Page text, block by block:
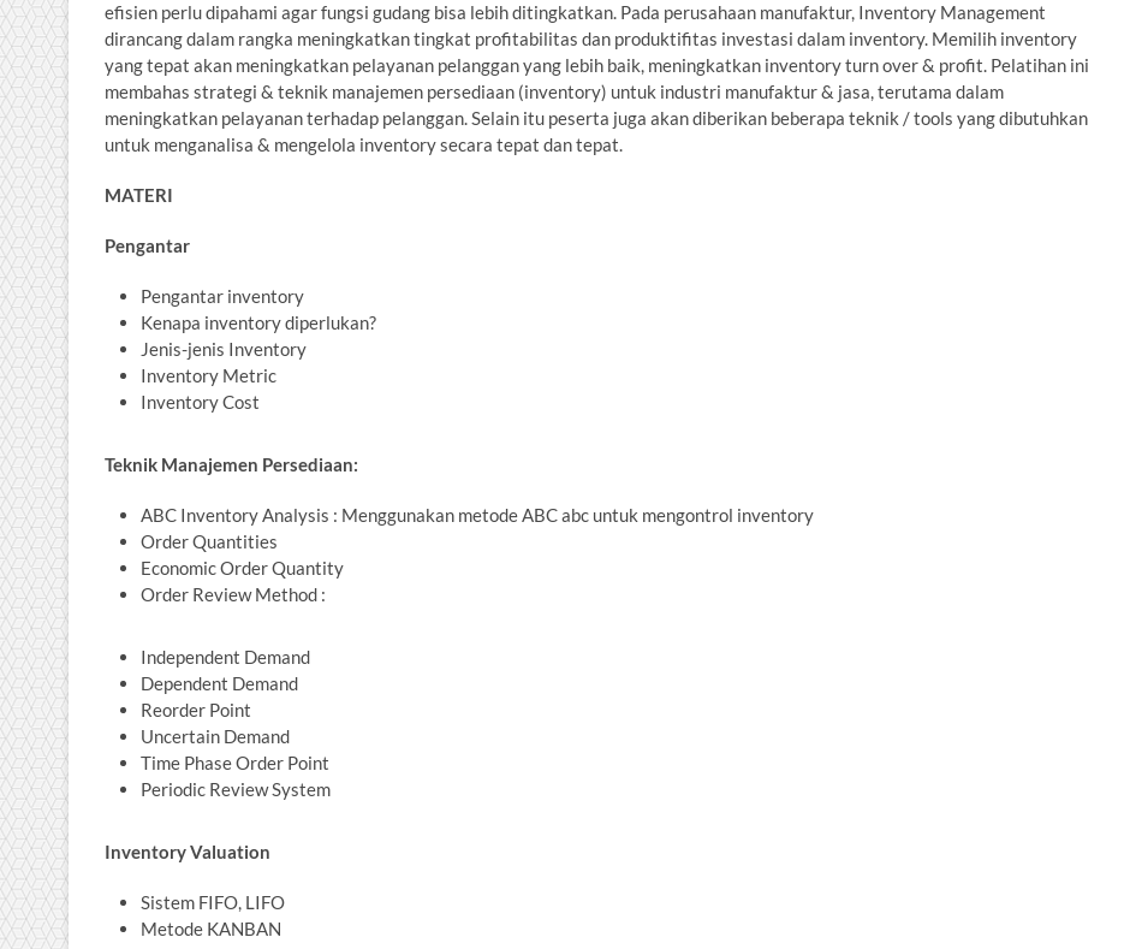
efisien perlu dipahami agar fungsi gudang bisa lebih ditingkatkan. Pada perusahaan manufaktur, Inventory Management
dirancang dalam rangka meningkatkan tingkat profitabilitas dan produktifitas investasi dalam inventory. Memilih inventory
yang tepat akan meningkatkan pelayanan pelanggan yang lebih baik, meningkatkan inventory turn over & profit. Pelatihan ini
membahas strategi & teknik manajemen persediaan (inventory) untuk industri manufaktur & jasa, terutama dalam
meningkatkan pelayanan terhadap pelanggan. Selain itu peserta juga akan diberikan beberapa teknik / tools yang dibutuhkan
untuk menganalisa & mengelola inventory secara tepat dan tepat.
MATERI
Pengantar
Pengantar inventory
Kenapa inventory diperlukan?
Jenis-jenis Inventory
Inventory Metric
Inventory Cost
Teknik Manajemen Persediaan:
ABC Inventory Analysis : Menggunakan metode ABC abc untuk mengontrol inventory
Order Quantities
Economic Order Quantity
Order Review Method :
Independent Demand
Dependent Demand
Reorder Point
Uncertain Demand
Time Phase Order Point
Periodic Review System
Inventory Valuation
Sistem FIFO, LIFO
Metode KANBAN